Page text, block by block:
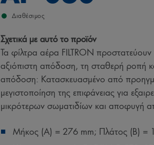
Διαθέσιμος
Σχετικά με αυτό το προϊόν
Τα φίλτρα αέρα FILTRON
αξιόπιστη απόδοση, τη σταθερή ροπή
απόδοση: Κατασκευασμένο από
μεγιστοποίηση της επιφάνειας για
μικρότερων σωματιδίων και αποφυγή
Μήκος (A) = 276 mm; Πλάτος (B) =